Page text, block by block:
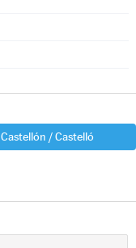
Castellón / Castelló